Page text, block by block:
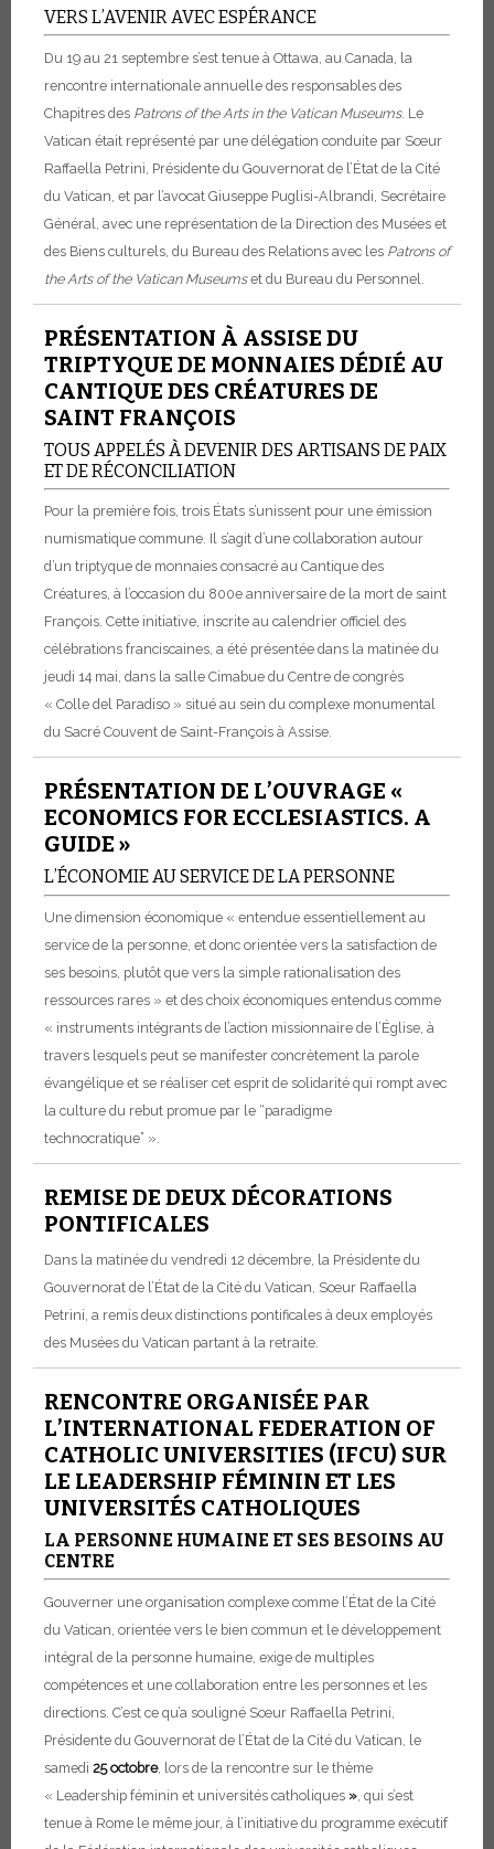
VERS L’AVENIR AVEC ESPÉRANCE
Du 19 au 21 septembre s’est tenue à Ottawa, au Canada, la
rencontre internationale annuelle des responsables des
Chapitres des Patrons of the Arts in the Vatican Museums. Le
Vatican était représenté par une délégation conduite par Sœur
Raffaella Petrini, Présidente du Gouvernorat de l’État de la Cité
du Vatican, et par l’avocat Giuseppe Puglisi-Albrandi, Secrétaire
Général, avec une représentation de la Direction des Musées et
des Biens culturels, du Bureau des Relations avec les Patrons of
the Arts of the Vatican Museumset du Bureau du Personnel.
PRÉSENTATION À ASSISE DU
TRIPTYQUE DE MONNAIES DÉDIÉ AU
CANTIQUE DES CRÉATURES DE
SAINT FRANÇOIS
TOUS APPELÉS À DEVENIR DES ARTISANS DE PAIX
ET DE RÉCONCILIATION
Pour la première fois, trois États s’unissent pour une émission
numismatique commune. Il s’agit d’une collaboration autour
d’un triptyque de monnaies consacré au Cantique des
Créatures, à l’occasion du 800e anniversaire de la mort de saint
François. Cette initiative, inscrite au calendrier officiel des
célébrations franciscaines, a été présentée dans la matinée du
jeudi 14 mai, dans la salle Cimabue du Centre de congrès
« Colle del Paradiso » situé au sein du complexe monumental
du Sacré Couvent de Saint-François à Assise.
PRÉSENTATION DE L’OUVRAGE «
ECONOMICS FOR ECCLESIASTICS. A
GUIDE »
L’ÉCONOMIE AU SERVICE DE LA PERSONNE
Une dimension économique « entendue essentiellement au
service de la personne, et donc orientée vers la satisfaction de
ses besoins, plutôt que vers la simple rationalisation des
ressources rares » et des choix économiques entendus comme
« instruments intégrants de l’action missionnaire de l’Église, à
travers lesquels peut se manifester concrètement la parole
évangélique et se réaliser cet esprit de solidarité qui rompt avec
la culture du rebut promue par le “paradigme
technocratique” ».
REMISE DE DEUX DÉCORATIONS
PONTIFICALES
Dans la matinée du vendredi 12 décembre, la Présidente du
Gouvernorat de l’État de la Cité du Vatican, Sœur Raffaella
Petrini, a remis deux distinctions pontificales à deux employés
des Musées du Vatican partant à la retraite.
RENCONTRE ORGANISÉE PAR
L’INTERNATIONAL FEDERATION OF
CATHOLIC UNIVERSITIES (IFCU) SUR
LE LEADERSHIP FÉMININ ET LES
UNIVERSITÉS CATHOLIQUES
LA PERSONNE HUMAINE ET SES BESOINS AU
CENTRE
Gouverner une organisation complexe comme l’État de la Cité
du Vatican, orientée vers le bien commun et le développement
intégral de la personne humaine, exige de multiples
compétences et une collaboration entre les personnes et les
directions. C’est ce qu’a souligné Sœur Raffaella Petrini,
Présidente du Gouvernorat de l’État de la Cité du Vatican, le
samedi 25 octobre, lors de la rencontre sur le thème
« Leadership féminin et universités catholiques » , qui s’est
tenue à Rome le même jour, à l’initiative du programme exécutif